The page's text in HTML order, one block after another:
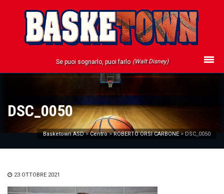
Se puoi sognarlo, puoi farlo (Walt Disney)
DSC_0050
Basketown ASD>Centro>ROBERTO ORSI CARBONE>DSC_0050
23 OTTOBRE 2021